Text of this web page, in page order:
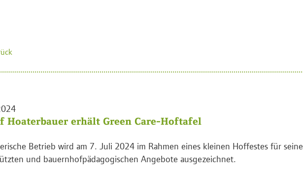
Hoaterbauer erhält Green Care-Hoftafel
Betrieb wird am 7. Juli 2024 im Rahmen eines kleinen Hoffestes für seine
und bauernhofpädagogischen Angebote ausgezeichnet.